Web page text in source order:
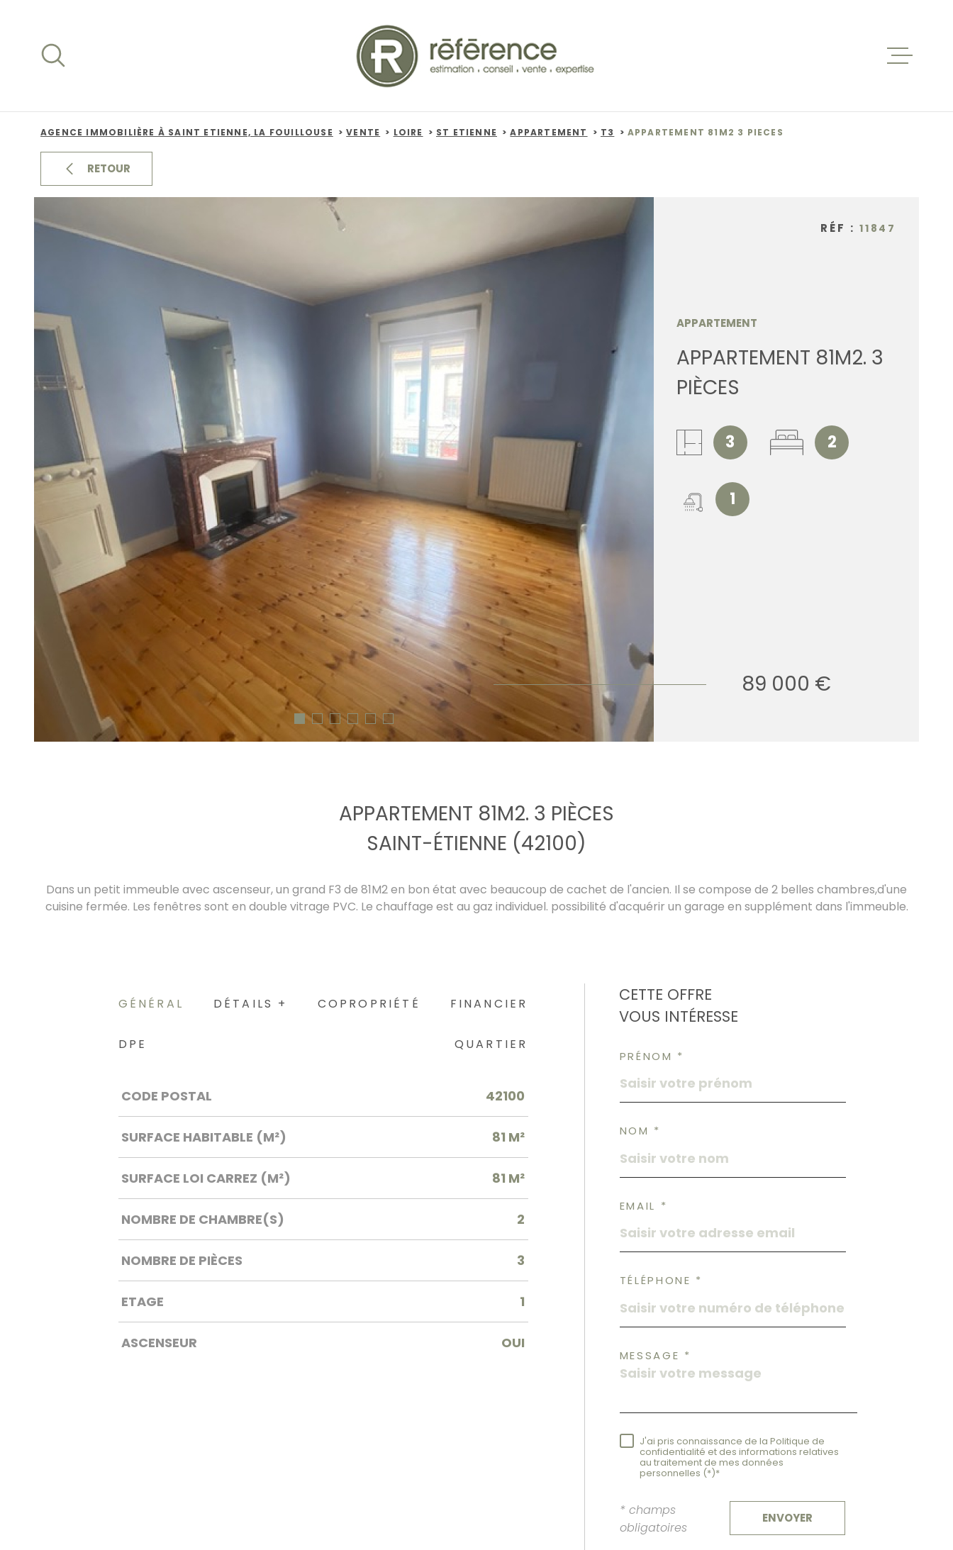
recherche
principal
contenu
AGENCE IMMOBILIÈRE À SAINT ETIENNE, LA FOUILLOUSE VENTE LOIRE ST ETIENNE APPARTEMENT T3 APPARTEMENT 81M2 3 PIECES
RETOUR
RÉF : 11847
APPARTEMENT
APPARTEMENT 81M2. 3
PIÈCES
3 2
1
89 000 €
APPARTEMENT 81M2. 3 PIÈCES
SAINT-ÉTIENNE (42100)
Dans un petit immeuble avec ascenseur, un grand F3 de 81M2 en bon état avec beaucoup de cachet de l'ancien. Il se compose de 2 belles chambres,d'une
cuisine fermée. Les fenêtres sont en double vitrage PVC. Le chauffage est au gaz individuel. possibilité d'acquérir un garage en supplément dans l'immeuble.
GÉNÉRAL DÉTAILS + COPROPRIÉTÉ FINANCIER
DPE QUARTIER
Caractérisque Valeurs
CODE POSTAL 42100
SURFACE HABITABLE (M²) 81 M²
SURFACE LOI CARREZ (M²) 81 M²
NOMBRE DE CHAMBRE(S) 2
NOMBRE DE PIÈCES 3
ETAGE 1
ASCENSEUR OUI
CETTE OFFRE
VOUS INTÉRESSE
PRÉNOM *
NOM *
EMAIL *
TÉLÉPHONE *
MESSAGE *
J'ai pris connaissance de la Politique de
confidentialité et des informations relatives
au traitement de mes données
personnelles (*)*
* champs
obligatoires
ENVOYER